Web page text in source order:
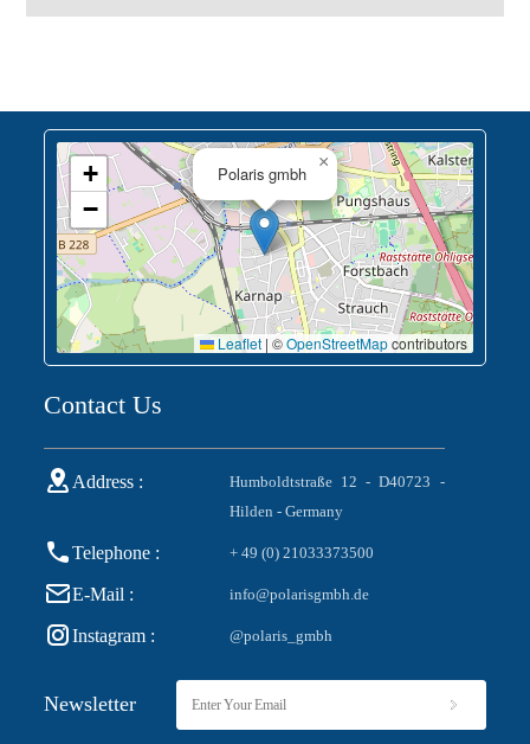
Polaris gmbh
×
+
−
Leaflet | ©OpenStreetMapcontributors
Contact Us
Address :
Humboldtstraße 12 - D40723 -
Hilden - Germany
Telephone : + 49 (0) 21033373500
E-Mail : info@polarisgmbh.de
Instagram : @polaris_gmbh
Newsletter